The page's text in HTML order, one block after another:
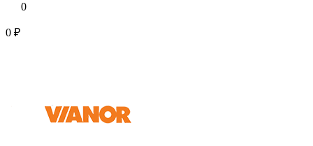
0
0 ₽